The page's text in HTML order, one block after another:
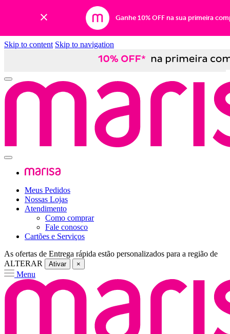
Ganhe 10% OFF na sua primeira
Skip to content Skip to navigation
Meus Pedidos
Nossas Lojas
Atendimento
Como comprar
Fale conosco
Cartões e Serviços
As ofertas de Entrega rápida estão personalizados para a região de
ALTERAR
Ativar ×
Menu